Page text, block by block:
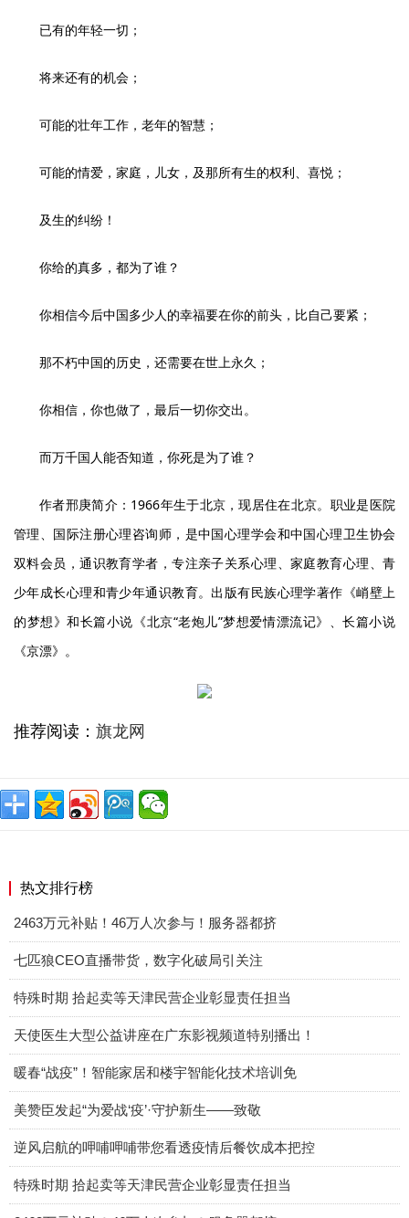
已有的年轻一切；
将来还有的机会；
可能的壮年工作，老年的智慧；
可能的情爱，家庭，儿女，及那所有生的权利、喜悦；
及生的纠纷！
你给的真多，都为了谁？
你相信今后中国多少人的幸福要在你的前头，比自己要紧；
那不朽中国的历史，还需要在世上永久；
你相信，你也做了，最后一切你交出。
而万千国人能否知道，你死是为了谁？
作者邢庚简介：1966年生于北京，现居住在北京。职业是医院
管理、国际注册心理咨询师，是中国心理学会和中国心理卫生协会
双料会员，通识教育学者，专注亲子关系心理、家庭教育心理、青
少年成长心理和青少年通识教育。出版有民族心理学著作《峭壁上
的梦想》和长篇小说《北京“老炮儿”梦想爱情漂流记》、长篇小说
《京漂》。
推荐阅读： 旗龙网
热文排行榜
2463万元补贴！46万人次参与！服务器都挤
七匹狼CEO直播带货，数字化破局引关注
特殊时期 拾起卖等天津民营企业彰显责任担当
天使医生大型公益讲座在广东影视频道特别播出！
暖春“战疫”！智能家居和楼宇智能化技术培训免
美赞臣发起“为爱战‘疫’·守护新生——致敬
逆风启航的呷哺呷哺带您看透疫情后餐饮成本把控
特殊时期 拾起卖等天津民营企业彰显责任担当